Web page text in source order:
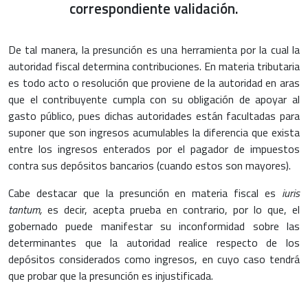
correspondiente validación.
De tal manera, la presunción es una herramienta por la cual la
autoridad fiscal determina contribuciones. En materia tributaria
es todo acto o resolución que proviene de la autoridad en aras
que el contribuyente cumpla con su obligación de apoyar al
gasto público, pues dichas autoridades están facultadas para
suponer que son ingresos acumulables la diferencia que exista
entre los ingresos enterados por el pagador de impuestos
contra sus depósitos bancarios (cuando estos son mayores).
Cabe destacar que la presunción en materia fiscal es iuris
tantum, es decir, acepta prueba en contrario, por lo que, el
gobernado puede manifestar su inconformidad sobre las
determinantes que la autoridad realice respecto de los
depósitos considerados como ingresos, en cuyo caso tendrá
que probar que la presunción es injustificada.